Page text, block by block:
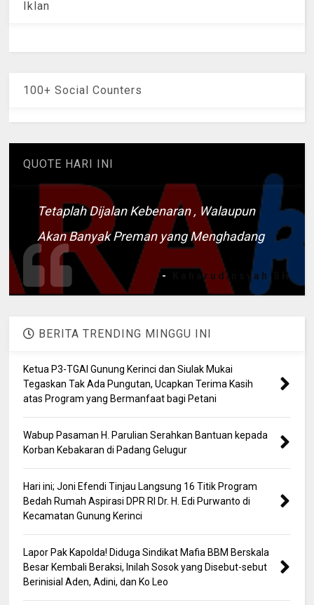
Iklan
100+ Social Counters
QUOTE HARI INI
Tetaplah Dijalan Kebenaran , Walaupun
Akan Banyak Preman yang Menghadang
- Kaharudinsyah SH
BERITA TRENDING MINGGU INI
Ketua P3-TGAI Gunung Kerinci dan Siulak Mukai
Tegaskan Tak Ada Pungutan, Ucapkan Terima Kasih
atas Program yang Bermanfaat bagi Petani
Wabup Pasaman H. Parulian Serahkan Bantuan kepada
Korban Kebakaran di Padang Gelugur
Hari ini; Joni Efendi Tinjau Langsung 16 Titik Program
Bedah Rumah Aspirasi DPR RI Dr. H. Edi Purwanto di
Kecamatan Gunung Kerinci
Lapor Pak Kapolda! Diduga Sindikat Mafia BBM Berskala
Besar Kembali Beraksi, Inilah Sosok yang Disebut-sebut
Berinisial Aden, Adini, dan Ko Leo